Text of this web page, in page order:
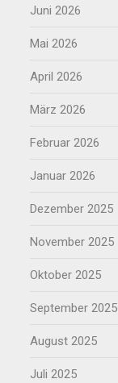
Juni 2026
Mai 2026
April 2026
März 2026
Februar 2026
Januar 2026
Dezember 2025
November 2025
Oktober 2025
September 2025
August 2025
Juli 2025